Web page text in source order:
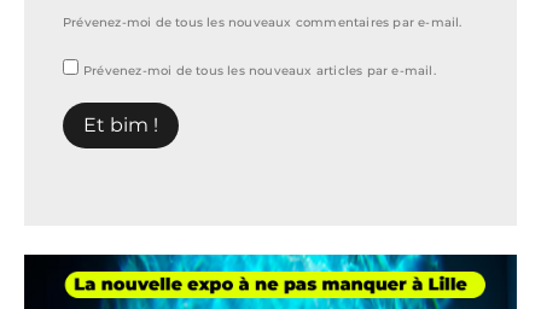
Prévenez-moi de tous les nouveaux commentaires par e-mail.
Prévenez-moi de tous les nouveaux articles par e-mail.